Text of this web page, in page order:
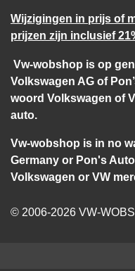
Wijzigingen in prijs of
prijzen zijn inclusief
Vw-wobshop is op
Volkswagen AG of
woord Volkswagen of
auto.
Vw-wobshop is in no
Germany or Pon's
Volkswagen or VW
© 2006-2026 VW-